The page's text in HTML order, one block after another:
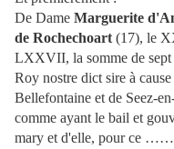
De Dame Marguerite
de Rochechoart (17), le
LXXVII, la somme de sept
Roy nostre dict sire à
Bellefontaine et de Seez-
comme ayant le bail et
mary et d'elle, pour ce